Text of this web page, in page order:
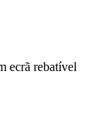
ecrã rebatível